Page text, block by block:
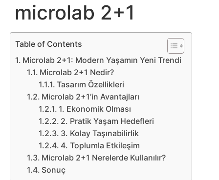
Bankacılık
İşlemleri
Belgesel
Bilgi
Bilgisayar
Bilim
Bitcoin
microlab 2+1
Table of Contents
Microlab 2+1: Modern Yaşamın Yeni Trendi
Microlab 2+1 Nedir?
Tasarım Özellikleri
Microlab 2+1’in Avantajları
1. Ekonomik Olması
2. Pratik Yaşam Hedefleri
3. Kolay Taşınabilirlik
4. Toplumla Etkileşim
Microlab 2+1 Nerelerde Kullanılır?
Sonuç